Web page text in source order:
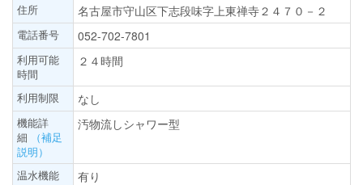
住所
名古屋市守山区下志段味字上東禅寺２４７０－２
電話番号 052-702-7801
利用可能
時間
２４時間
利用制限 なし
機能詳
細
（補足
説明）
汚物流しシャワー型
温水機能 有り